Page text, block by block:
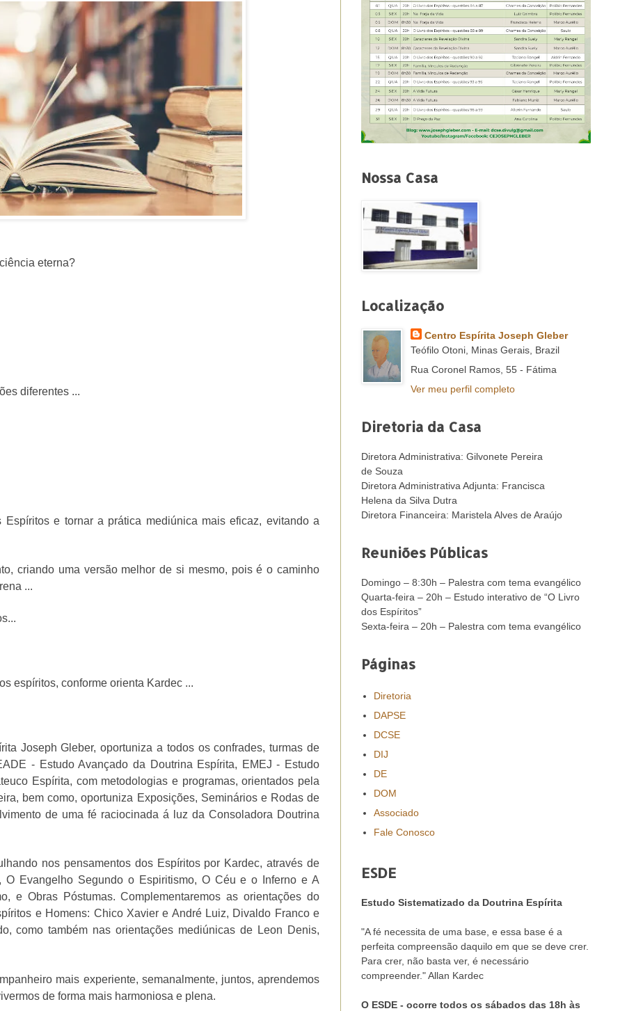
eterna?
diferentes ...
e tornar a prática mediúnica mais eficaz, evitando a
criando uma versão melhor de si mesmo, pois é o caminho
...
espíritos, conforme orienta Kardec ...
Joseph Gleber, oportuniza a todos os confrades, turmas de
- Estudo Avançado da Doutrina Espírita, EMEJ - Estudo
Espírita, com metodologias e programas, orientados pela
bem como, oportuniza Exposições, Seminários e Rodas de
de uma fé raciocinada á luz da Consoladora Doutrina
nos pensamentos dos Espíritos por Kardec, através de
Evangelho Segundo o Espiritismo, O Céu e o Inferno e A
e Obras Póstumas. Complementaremos as orientações do
e Homens: Chico Xavier e André Luiz, Divaldo Franco e
como também nas orientações mediúnicas de Leon Denis,
mais experiente, semanalmente, juntos, aprendemos
de forma mais harmoniosa e plena.
Nossa Casa
Localização
Centro Espírita Joseph Gleber
Teófilo Otoni, Minas Gerais, Brazil
Rua Coronel Ramos, 55 - Fátima
Ver meu perfil completo
Diretoria da Casa
Diretora Administrativa: Gilvonete Pereira
de Souza
Diretora Administrativa Adjunta: Francisca
Helena da Silva Dutra
Diretora Financeira: Maristela Alves de Araújo
Reuniões Públicas
Domingo – 8:30h – Palestra com tema evangélico
Quarta-feira – 20h – Estudo interativo de “O Livro
dos Espíritos”
Sexta-feira – 20h – Palestra com tema evangélico
Páginas
Diretoria
DAPSE
DCSE
DIJ
DE
DOM
Associado
Fale Conosco
ESDE
Estudo Sistematizado da Doutrina Espírita
"A fé necessita de uma base, e essa base é a
perfeita compreensão daquilo em que se deve crer.
Para crer, não basta ver, é necessário
compreender." Allan Kardec
O ESDE - ocorre todos os sábados das 18h às